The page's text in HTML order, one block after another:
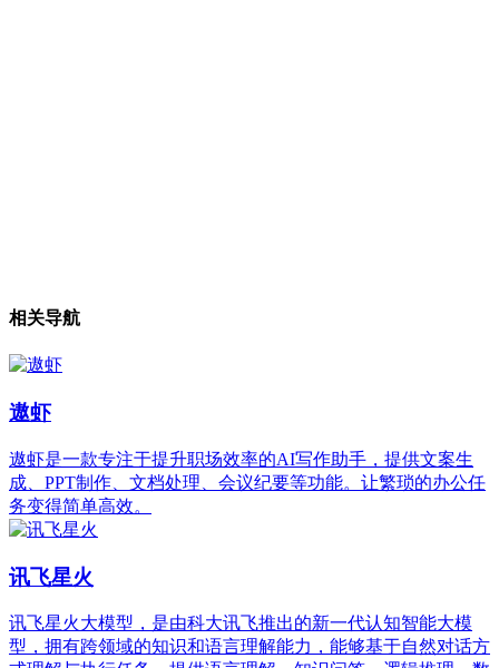
相关导航
遨虾
遨虾是一款专注于提升职场效率的AI写作助手，提供文案生
成、PPT制作、文档处理、会议纪要等功能。让繁琐的办公任
务变得简单高效。
讯飞星火
讯飞星火大模型，是由科大讯飞推出的新一代认知智能大模
型，拥有跨领域的知识和语言理解能力，能够基于自然对话方